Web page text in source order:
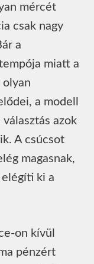
mércét
csak nagy
a
miatt a
a modell
azok
A csúcsot
magasnak,
ki a
on kívül
pénzért